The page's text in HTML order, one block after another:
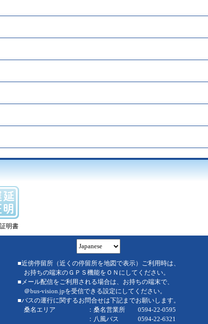
明書
■近傍停留所（近くの停留所を地図で表示）ご利用時は、
お持ちの端末のＧＰＳ機能をＯＮにしてください。
■メール配信をご利用される場合は、お持ちの端末で、
＠bus-vision.jpを受信できる設定にしてください。
■バスの運行に関するお問合せは下記までお願いします。
桑名エリア ：桑名営業所 0594-22-0595
：八風バス 0594-22-6321